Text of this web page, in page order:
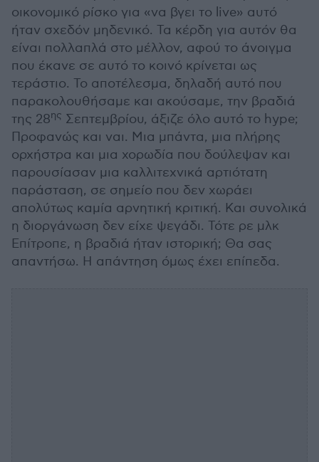
οικονομικό ρίσκο για «να βγει το live» αυτό
ήταν σχεδόν μηδενικό. Τα κέρδη για αυτόν θα
είναι πολλαπλά στο μέλλον, αφού το άνοιγμα
που έκανε σε αυτό το κοινό κρίνεται ως
τεράστιο. Το αποτέλεσμα, δηλαδή αυτό που
παρακολουθήσαμε και ακούσαμε, την βραδιά
της 28ης Σεπτεμβρίου, άξιζε όλο αυτό το hype;
Προφανώς και ναι. Μια μπάντα, μια πλήρης
ορχήστρα και μια χορωδία που δούλεψαν και
παρουσίασαν μια καλλιτεχνικά αρτιότατη
παράσταση, σε σημείο που δεν χωράει
απολύτως καμία αρνητική κριτική. Και συνολικά
η διοργάνωση δεν είχε ψεγάδι. Τότε ρε μλκ
Επίτροπε, η βραδιά ήταν ιστορική; Θα σας
απαντήσω. Η απάντηση όμως έχει επίπεδα.